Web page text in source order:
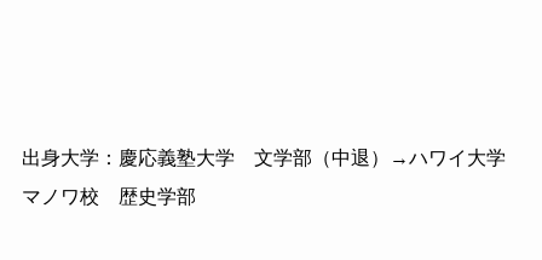
出身大学：慶応義塾大学 文学部（中退）→ハワイ大学
マノワ校 歴史学部